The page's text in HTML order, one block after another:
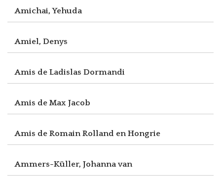
Amichai, Yehuda
Amiel, Denys
Amis de Ladislas Dormandi
Amis de Max Jacob
Amis de Romain Rolland en Hongrie
Ammers-Küller, Johanna van